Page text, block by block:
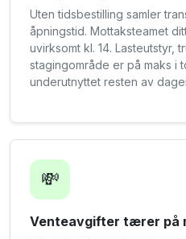
Uten tidsbestilling samler
åpningstid. Mottaksteamet
uvirksomt kl. 14. Lasteutstyr,
stagingområde er på maks i
underutnyttet resten av
💸
Venteavgifter tærer på